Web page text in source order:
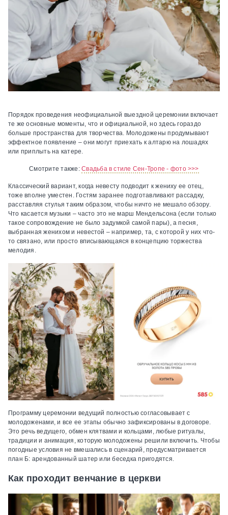
Порядок проведения неофициальной выездной церемонии включает
те же основные моменты, что и официальной, но здесь гораздо
больше пространства для творчества. Молодожены продумывают
эффектное появление – они могут приехать к алтарю на лошадях
или приплыть на катере.
Смотрите также:Свадьба в стиле Сен-Тропе - фото >>>
Классический вариант, когда невесту подводит к жениху ее отец,
тоже вполне уместен. Гостям заранее подготавливают рассадку,
расставляя стулья таким образом, чтобы ничто не мешало обзору.
Что касается музыки – часто это не марш Мендельсона (если только
такое сопровождение не было задумкой самой пары), а песня,
выбранная женихом и невестой – например, та, с которой у них что-
то связано, или просто вписывающаяся в концепцию торжества
мелодия.
Программу церемонии ведущий полностью согласовывает с
молодоженами, и все ее этапы обычно зафиксированы в договоре.
Это речь ведущего, обмен клятвами и кольцами, любые ритуалы,
традиции и анимация, которую молодожены решили включить. Чтобы
погодные условия не вмешались в сценарий, предусматривается
план Б: арендованный шатер или беседка пригодятся.
Как проходит венчание в церкви